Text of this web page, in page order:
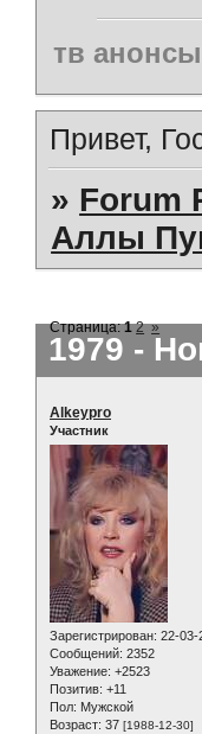
тв
Привет,
» Forum
Аллы
1979 -
Страница:1 2 »
Alkeypro
Участник
Зарегистрирован: 22-03-
Сообщений: 2352
Уважение: +2523
Позитив: +11
Пол: Мужской
Возраст: 37 [1988-12-30]